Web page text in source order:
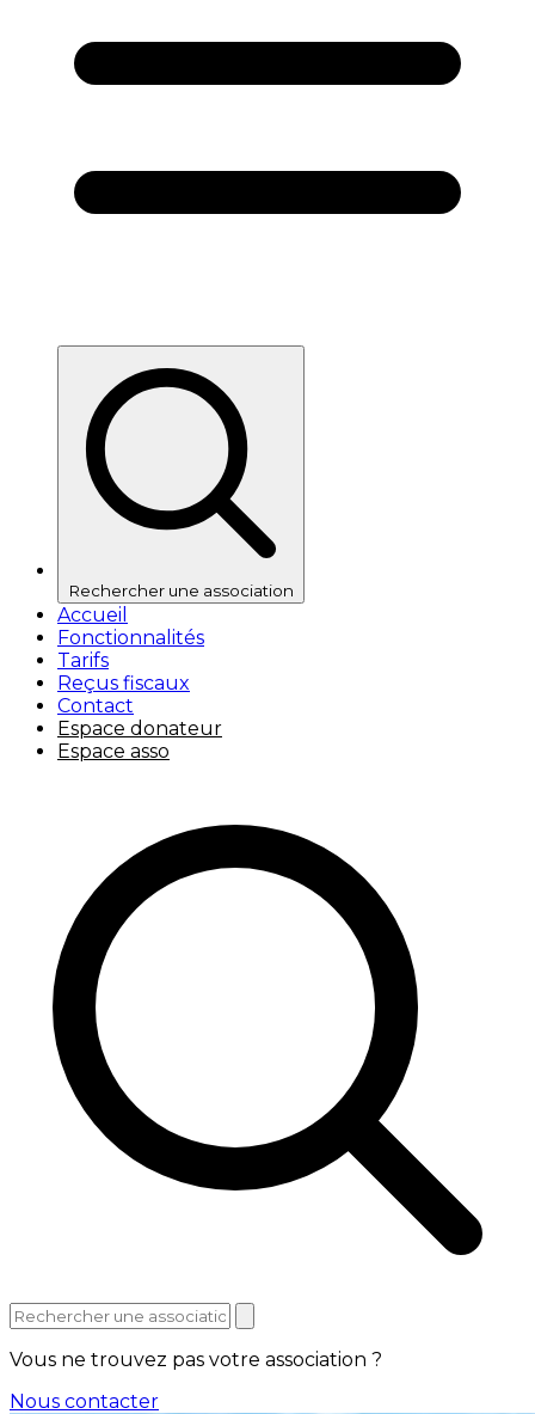
Rechercher une association
Accueil
Fonctionnalités
Tarifs
Reçus fiscaux
Contact
Espace donateur
Espace asso
Vous ne trouvez pas votre association ?
Nous contacter